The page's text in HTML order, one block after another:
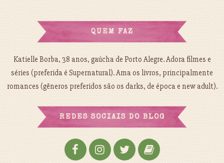
QUEM FAZ
Katielle Borba, 38 anos, gaúcha de Porto Alegre. Adora filmes e
séries (preferida é Supernatural). Ama os livros, principalmente
romances (gêneros preferidos são os darks, de época e new adult).
REDES SOCIAIS DO BLOG